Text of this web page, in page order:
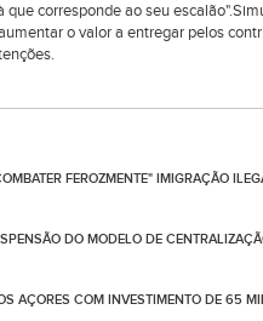
corresponde ao seu
o valor a entregar pelos
FEROZMENTE" IMIGRAÇÃO
DO MODELO DE
AÇORES COM INVESTIMENTO DE 65